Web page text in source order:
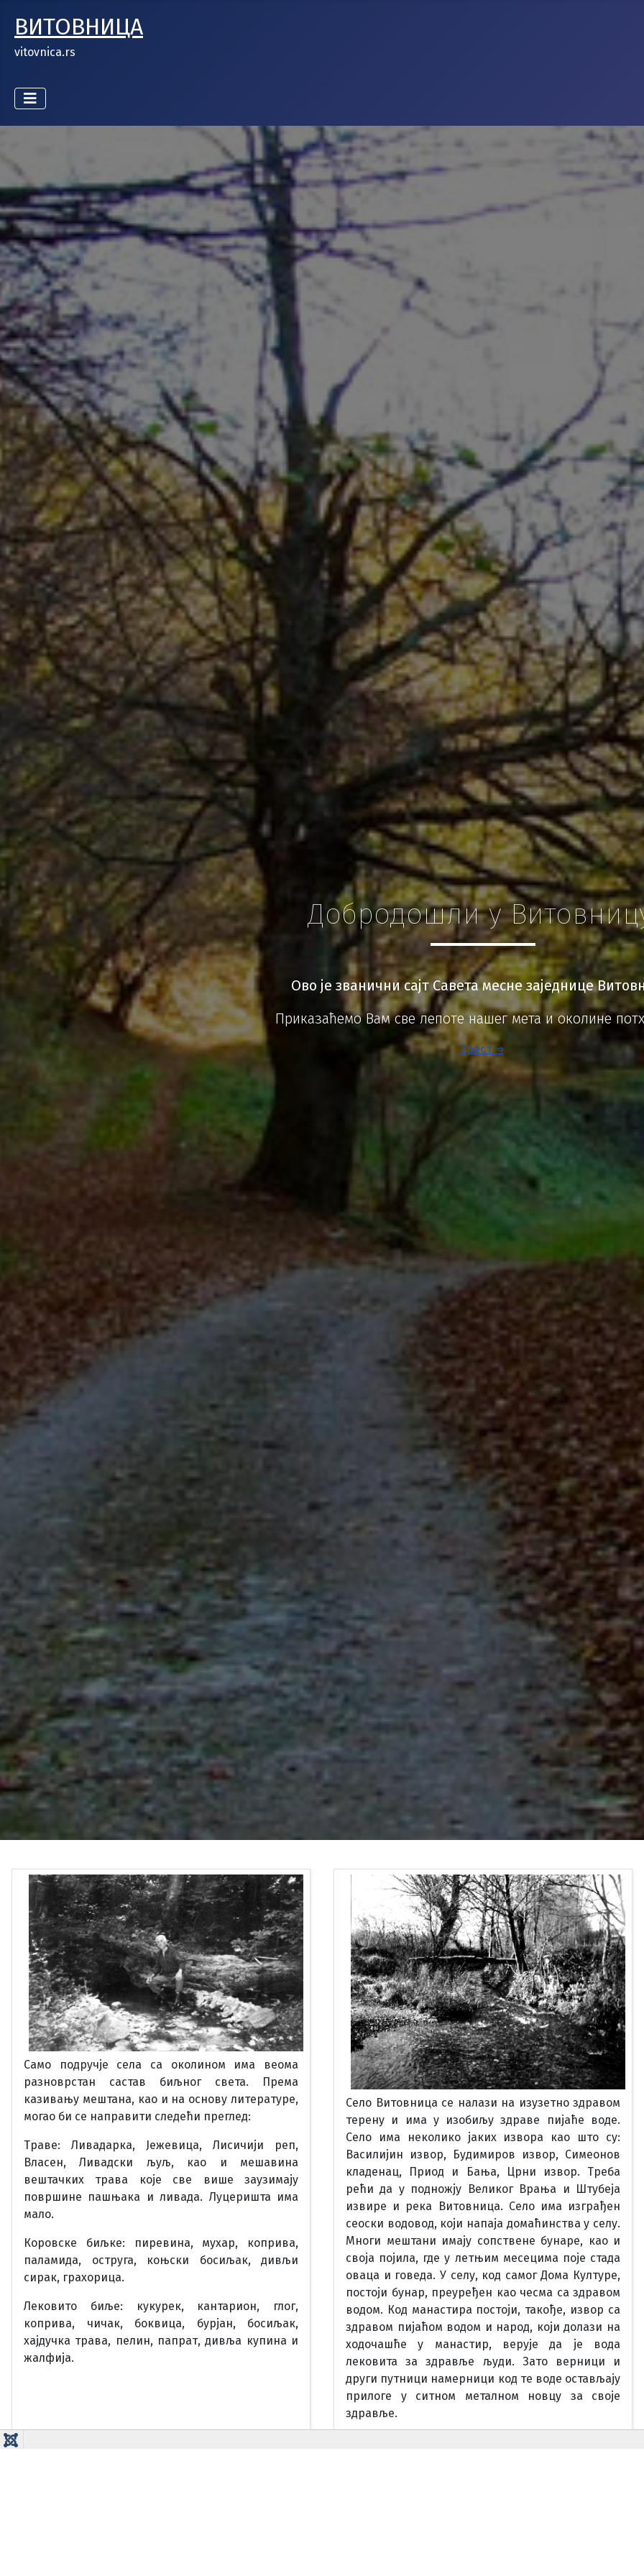
ВИТОВНИЦА
vitovnica.rs
Добродошли у
Ово је званични сајт Савета месне заједнице
Приказаћемо Вам све лепоте нашег мета и околине
Трест ⇒
Само подручје села са околином има веома
разноврстан састав биљног света. Према
казивању мештана, као и на основу литературе,
могао би се направити следећи преглед:
Траве: Ливадарка, Јежевица, Лисичији реп,
Власен, Ливадски љуљ, као и мешавина
вештачких трава које све више заузимају
површине пашњака и ливада. Луцеришта има
мало.
Коровске биљке: пиревина, мухар, коприва,
паламида, оструга, коњски босиљак, дивљи
сирак, грахорица.
Лековито биље: кукурек, кантарион, глог,
коприва, чичак, боквица, бурјан, босиљак,
хајдучка трава, пелин, папрат, дивља купина и
жалфија.
Село Витовница се налази на изузетно здравом
терену и има у изобиљу здраве пијаће воде.
Село има неколико јаких извора као што су:
Василијин извор, Будимиров извор, Симеонов
кладенац, Приод и Бања, Црни извор. Треба
рећи да у подножју Великог Врања и Штубеја
извире и река Витовница. Село има изграђен
сеоски водовод, који напаја домаћинства у селу.
Многи мештани имају сопствене бунаре, као и
своја појила, где у летњим месецима поје стада
оваца и говеда. У селу, код самог Дома Културе,
постоји бунар, преуређен као чесма са здравом
водом. Код манастира постоји, такође, извор са
здравом пијаћом водом и народ, који долази на
ходочашће у манастир, верује да је вода
лековита за здравље људи. Зато верници и
други путници намерници код те воде остављају
прилоге у ситном металном новцу за своје
здравље.